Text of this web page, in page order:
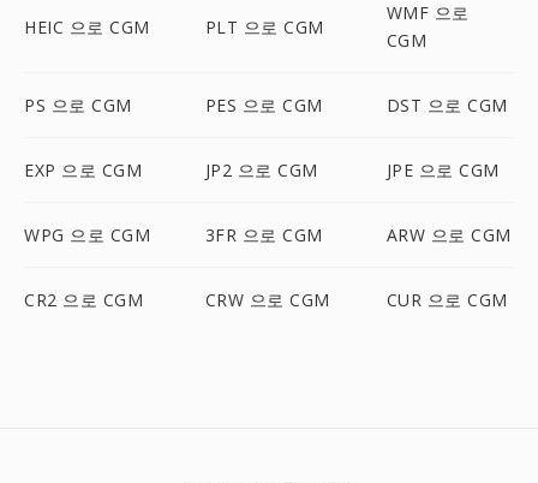
HEIC 으로 CGM PLT 으로 CGM
WMF 으로
CGM
PS 으로 CGM PES 으로 CGM DST 으로 CGM
EXP 으로 CGM JP2 으로 CGM JPE 으로 CGM
WPG 으로 CGM 3FR 으로 CGM ARW 으로 CGM
CR2 으로 CGM CRW 으로 CGM CUR 으로 CGM